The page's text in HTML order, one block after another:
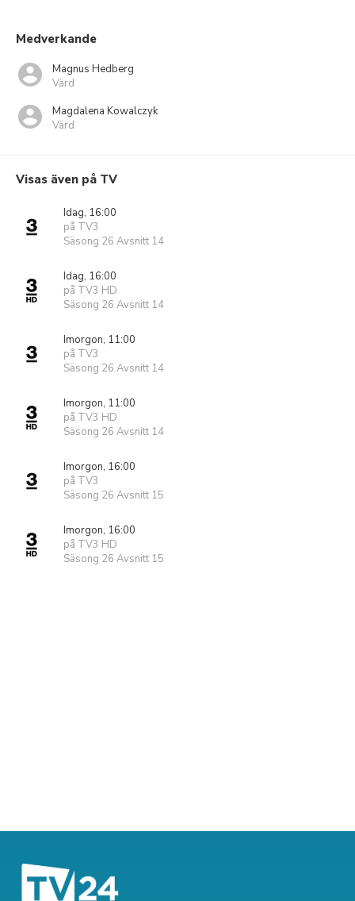
Medverkande
Magnus Hedberg
Värd
Magdalena Kowalczyk
Värd
Visas även på TV
Idag, 16:00
på TV3
Säsong 26 Avsnitt 14
Idag, 16:00
på TV3 HD
Säsong 26 Avsnitt 14
Imorgon, 11:00
på TV3
Säsong 26 Avsnitt 14
Imorgon, 11:00
på TV3 HD
Säsong 26 Avsnitt 14
Imorgon, 16:00
på TV3
Säsong 26 Avsnitt 15
Imorgon, 16:00
på TV3 HD
Säsong 26 Avsnitt 15